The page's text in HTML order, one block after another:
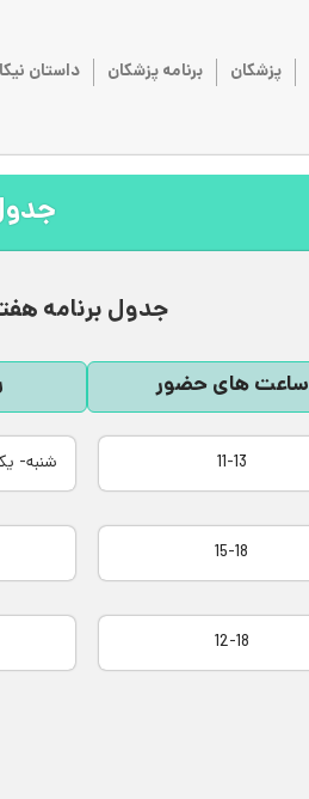
پزشکان برنامه پزشکان داستان
جدول برنامه
ساعت های حضور
11-13 شنبه-
15-18
12-18